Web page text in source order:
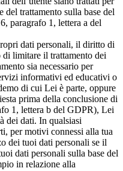
trattamento sulla base del
paragrafo 1, lettera a del
dati personali, il diritto di
limitare il trattamento dei
sia necessario per
informativi ed educativi o
di cui Lei è parte, oppure
prima della conclusione di
1, lettera b del GDPR), Lei
dei dati. In qualsiasi
per motivi connessi alla tua
dei tuoi dati personali se il
dati personali sulla base del
in relazione alla